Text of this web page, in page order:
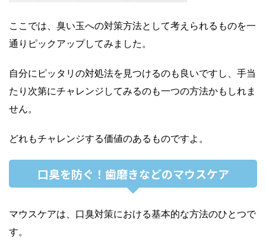
ここでは、臭い玉への対策方法として考えられるものを一
通りピックアップしてみました。
自分にピッタリの対処法を見つけるのも良いですし、手当
たり次第にチャレンジしてみるのも一つの方法かもしれま
せん。
どれもチャレンジする価値のあるものですよ。
口臭を防ぐ！歯磨きなどのマウスケア
マウスケアは、口臭対策における基本的な方法のひとつで
す。